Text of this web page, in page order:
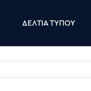
ΔΕΛΤΙΑ ΤΥΠΟΥ